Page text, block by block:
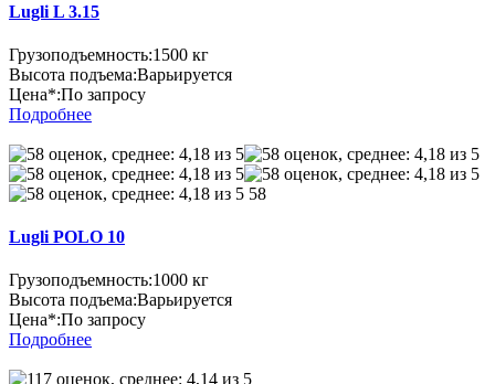
Lugli L 3.15
Грузоподъемность:1500 кг
Высота подъема:Варьируется
Цена*:По запросу
Подробнее
58
Lugli POLO 10
Грузоподъемность:1000 кг
Высота подъема:Варьируется
Цена*:По запросу
Подробнее